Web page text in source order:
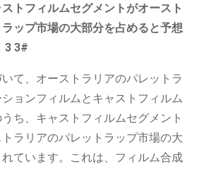
トフィルムセグメントがオースト
ップ市場の大部分を占めると予想
3 3#
て、オーストラリアのパレットラ
ョンフィルムとキャストフィルム
ち、キャストフィルムセグメント
ラリアのパレットラップ市場の大
ています。これは、フィルム合成